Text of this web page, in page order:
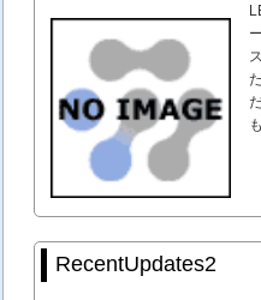
RecentUpdates2